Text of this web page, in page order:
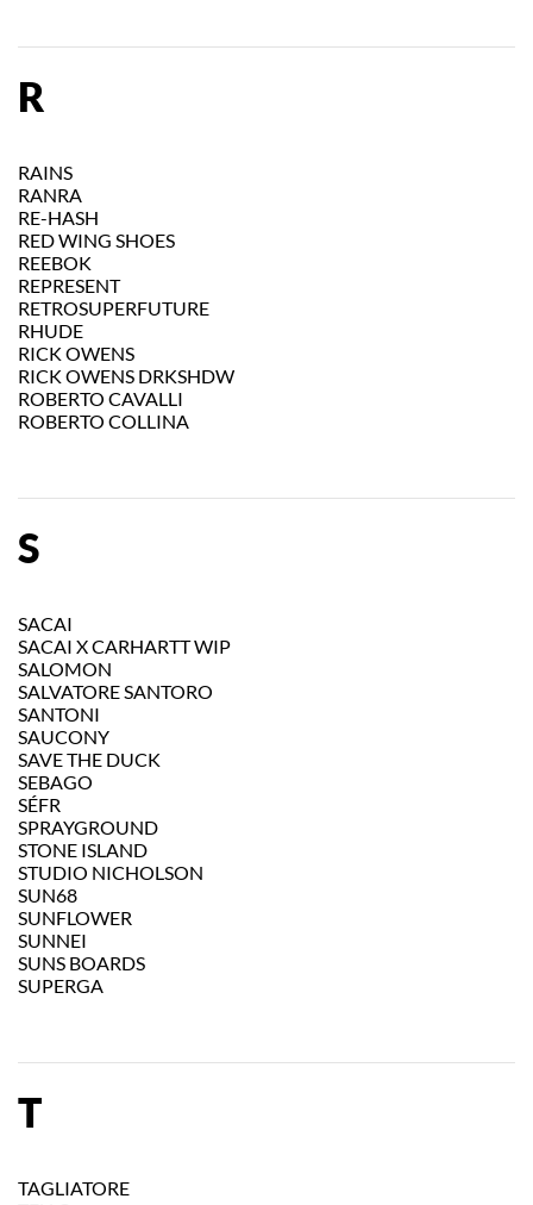
R
RAINS
RANRA
RE-HASH
RED WING SHOES
REEBOK
REPRESENT
RETROSUPERFUTURE
RHUDE
RICK OWENS
RICK OWENS DRKSHDW
ROBERTO CAVALLI
ROBERTO COLLINA
S
SACAI
SACAI X CARHARTT WIP
SALOMON
SALVATORE SANTORO
SANTONI
SAUCONY
SAVE THE DUCK
SEBAGO
SÉFR
SPRAYGROUND
STONE ISLAND
STUDIO NICHOLSON
SUN68
SUNFLOWER
SUNNEI
SUNS BOARDS
SUPERGA
T
TAGLIATORE